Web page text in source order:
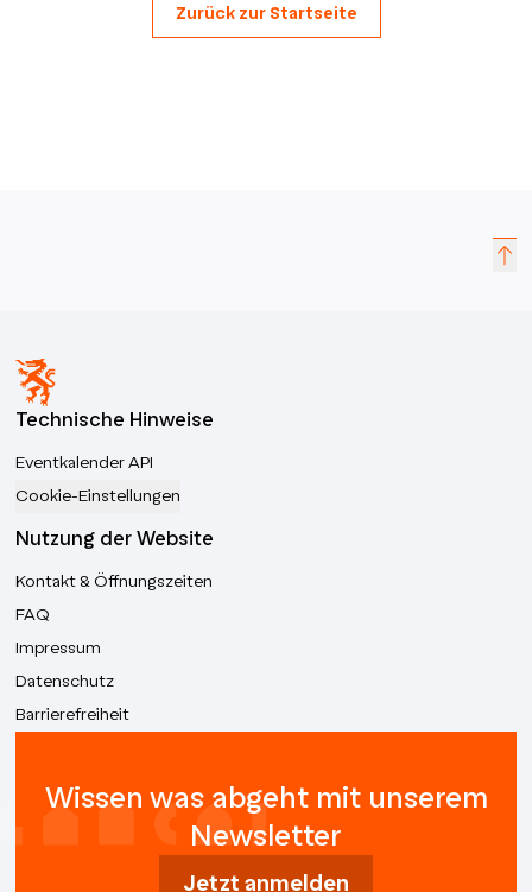
Zurück zur Startseite
Technische Hinweise
Eventkalender API
Cookie-Einstellungen
Nutzung der Website
Kontakt & Öffnungszeiten
FAQ
Impressum
Datenschutz
Barrierefreiheit
Wissen was abgeht mit unserem
Newsletter
Jetzt anmelden